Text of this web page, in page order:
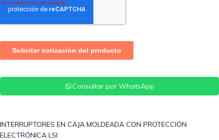
Consultar por WhatsApp
INTERRUPTORES EN CAJA MOLDEADA CON PROTECCIÓN
ELECTRÓNICA LSI